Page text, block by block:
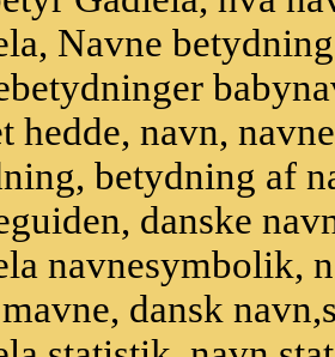
Navne
hedde, navn,
betydning af
danske
navnesymbolik,
dansk